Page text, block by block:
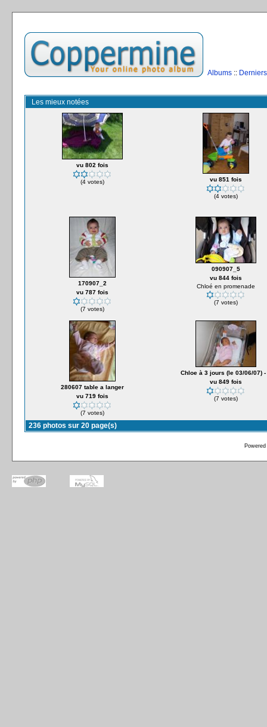
Albums::
Les mieux notées
vu 802 fois
(4 votes) vu 851 fois
(4 votes)
170907_2
vu 787 fois
(7 votes)
090907_5
vu 844 fois
Chloé en promenade
(7 votes)
280607 table a langer
vu 719 fois
(7 votes)
Chloe à 3 jours (le 03/06/07) -
vu 849 fois
(7 votes)
236 photos sur 20 page(s)